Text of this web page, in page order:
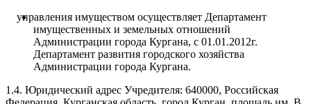
управления имуществом осуществляет Департамент
имущественных и земельных отношений
Администрации города Кургана, с 01.01.2012г.
Департамент развития городского хозяйства
Администрации города Кургана.
1.4. Юридический адрес Учредителя: 640000, Российская